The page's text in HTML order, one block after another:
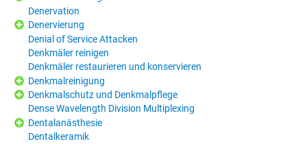
Denervation
Denervierung
Denial of Service Attacken
Denkmäler reinigen
Denkmäler restaurieren und konservieren
Denkmalreinigung
Denkmalschutz und Denkmalpflege
Dense Wavelength Division Multiplexing
Dentalanästhesie
Dentalkeramik